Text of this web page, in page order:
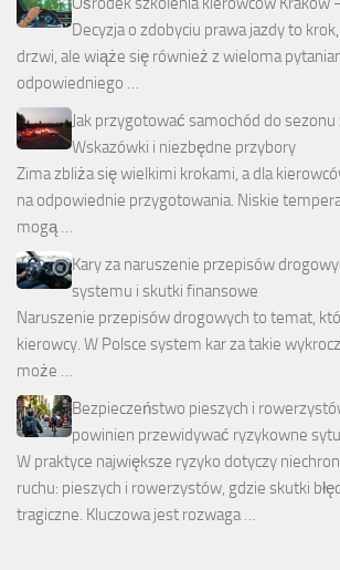
Decyzja o zdobyciu prawa jazdy to
drzwi, ale wiąże się również z wieloma
odpowiedniego …
Jak przygotować samochód do
Wskazówki i niezbędne przybory
Zima zbliża się wielkimi krokami, a dla
na odpowiednie przygotowania. Niskie
mogą …
Kary za naruszenie przepisów
systemu i skutki finansowe
Naruszenie przepisów drogowych to temat,
kierowcy. W Polsce system kar za takie
może …
Bezpieczeństwo pieszych i
powinien przewidywać ryzykowne
W praktyce największe ryzyko dotyczy
ruchu: pieszych i rowerzystów, gdzie skutki
tragiczne. Kluczowa jest rozwaga …